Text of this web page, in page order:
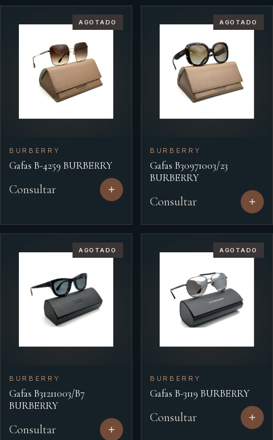
AGOTADO
BURBERRY
Gafas B-4259 BURBERRY
Consultar
AGOTADO
BURBERRY
Gafas B30971003/23
BURBERRY
Consultar
AGOTADO
BURBERRY
Gafas B31211003/B7
BURBERRY
Consultar
AGOTADO
BURBERRY
Gafas B-3119 BURBERRY
Consultar